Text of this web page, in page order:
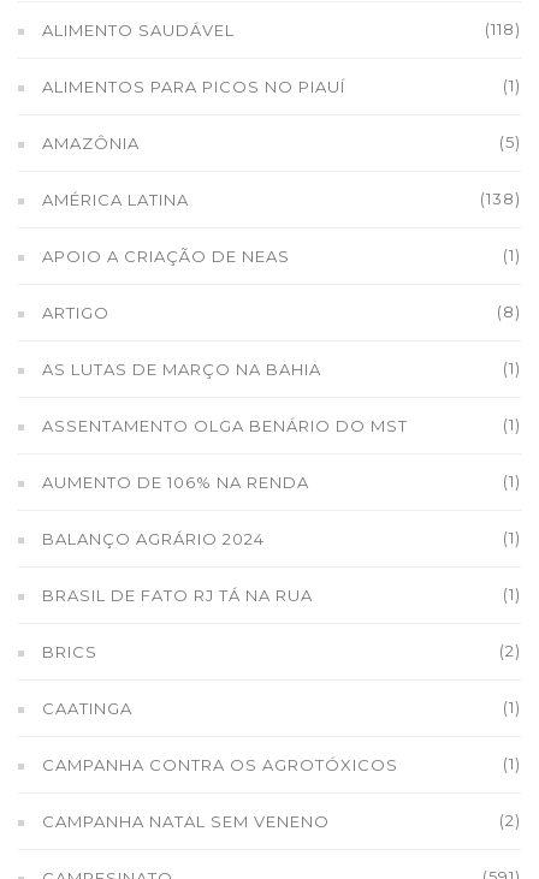
ALIMENTO SAUDÁVEL (118)
ALIMENTOS PARA PICOS NO PIAUÍ (1)
AMAZÔNIA (5)
AMÉRICA LATINA (138)
APOIO A CRIAÇÃO DE NEAS (1)
ARTIGO (8)
AS LUTAS DE MARÇO NA BAHIA (1)
ASSENTAMENTO OLGA BENÁRIO DO MST (1)
AUMENTO DE 106% NA RENDA (1)
BALANÇO AGRÁRIO 2024 (1)
BRASIL DE FATO RJ TÁ NA RUA (1)
BRICS (2)
CAATINGA (1)
CAMPANHA CONTRA OS AGROTÓXICOS (1)
CAMPANHA NATAL SEM VENENO (2)